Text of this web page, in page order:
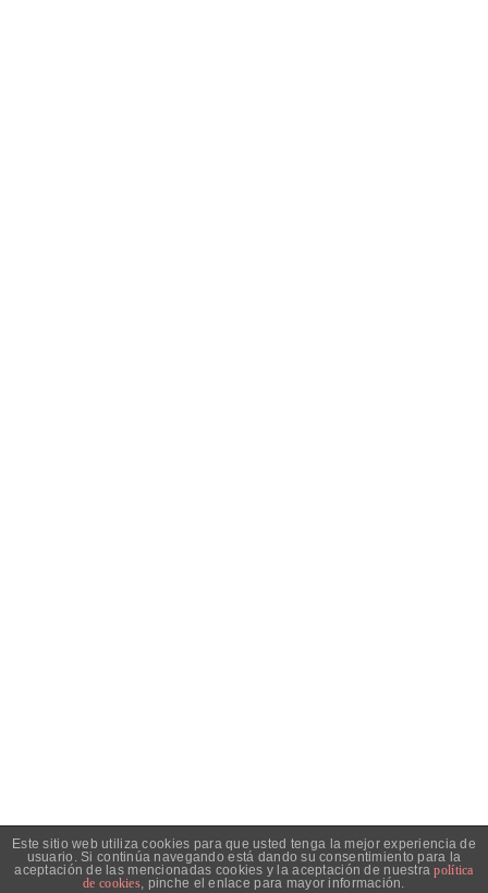
oscarVIFER © 2020 Política de privacidad - Aviso Legal
Este sitio web utiliza cookies para que usted tenga la mejor experiencia de
usuario. Si continúa navegando está dando su consentimiento para la
aceptación de las mencionadas cookies y la aceptación de nuestrapolítica
de cookies, pinche el enlace para mayor información.